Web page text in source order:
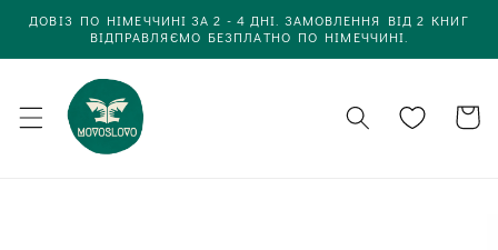
до
вмісту
ДОВІЗ ПО НІМЕЧЧИНІ ЗА 2 - 4 ДНІ. ЗАМОВЛЕННЯ ВІД 2 КНИГ
ВІДПРАВЛЯЄМО БЕЗПЛАТНО ПО НІМЕЧЧИНІ.
Кошик